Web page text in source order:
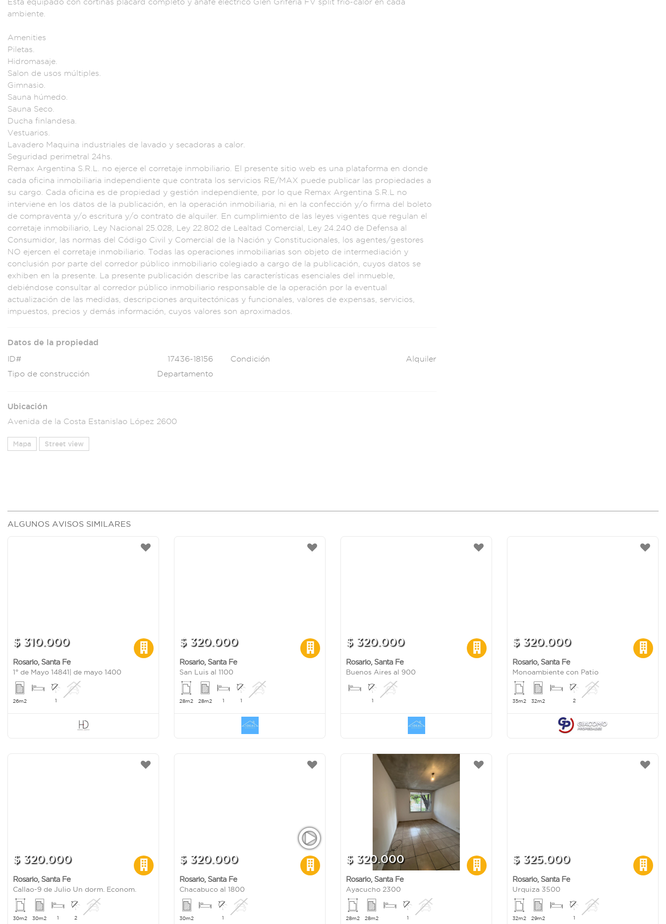
Esta equipado con cortinas placard completo y anafe eléctrico Glen Grifería FV split frio-calor en cada
ambiente.
Amenities
Piletas.
Hidromasaje.
Salon de usos múltiples.
Gimnasio.
Sauna húmedo.
Sauna Seco.
Ducha finlandesa.
Vestuarios.
Lavadero Maquina industriales de lavado y secadoras a calor.
Seguridad perimetral 24hs.
Remax Argentina S.R.L. no ejerce el corretaje inmobiliario. El presente sitio web es una plataforma en donde
cada oficina inmobiliaria independiente que contrata los servicios RE/MAX puede publicar las propiedades a
su cargo. Cada oficina es de propiedad y gestión independiente, por lo que Remax Argentina S.R.L no
interviene en los datos de la publ icación, en la operación inmobiliaria, ni en la confección y/o firma del boleto
de compraventa y/o escritura y/o contrato de alqui ler. En cumplimiento de las leyes vigentes que regulan el
corretaje inmobiliario, Ley Nacional 25. 028, Ley 22.802 de Lealtad Comercial, Ley 24.240 de Defensa al
Consumidor, las normas del Código Civil y Comercial de la Nación y Constitucionales, los agentes/gestores
NO ejercen el corretaje inmobiliario. Todas las operaciones inmobiliarias son objeto de intermediación y
conclusión por parte del corredor público inmobi liario colegiado a cargo de l a publicación , cuyos datos se
exhiben en la presente. La presente publicación describe las características esenciales del inmueble,
debiéndose consultar al corredor público inmobiliario responsable de la operación por la eventual
actualización de las medidas, descripciones arquitectónicas y funcionales, val ores de expensas, servicios,
impuestos, precios y demás información, cuyos valores son aproximados.
Datos de la propiedad
ID#
17436-18156
Tipo de construcción
Departamento
Condición Alquiler
Ubicación
Avenida de la Costa Estanislao López 2600
Mapa Street view
ALGUNOS AVISOS SIMILARES
$ 310.000
Rosario, Santa Fe
1° de Mayo 14841| de mayo 1400
26m2 1
$ 320.000
Rosario, Santa Fe
San Luis al 1100
28m2 28m2 1 1
$ 320.000
Rosario, Santa Fe
Buenos Aires al 900
1
$ 320.000
Rosario, Santa Fe
Monoambiente con Patio
35m2 32m2 2
$ 320.000
Rosario, Santa Fe
Callao-9 de Julio Un dorm. Econom.
30m2 30m2 1 2
$ 320.000
Rosario, Santa Fe
Chacabuco al 1800
30m2 1
$ 320.000
Rosario, Santa Fe
Ayacucho 2300
28m2 28m2 1
$ 325.000
Rosario, Santa Fe
Urquiza 3500
32m2 29m2 1